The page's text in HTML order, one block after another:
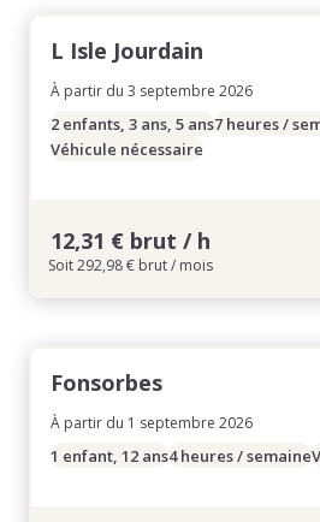
L Isle Jourdain
À partir du 3 septembre 2026
2 enfants, 3 ans, 5 ans7 heures /
Véhicule nécessaire
12,31 € brut / h
Soit 292,98 € brut / mois
Fonsorbes
À partir du 1 septembre 2026
1 enfant, 12 ans4 heures / semaine